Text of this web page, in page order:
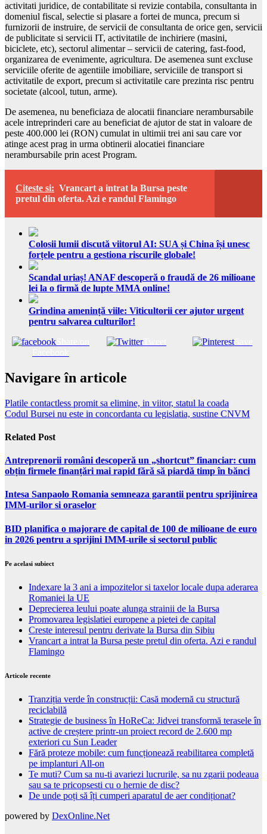
activitati juridice, de contabilitate si revizie contabila, consultanta in
domeniul fiscal, selectie si plasare a fortei de munca, precum si
furnizorii de instruire, de servicii de consultanta de orice gen, servicii
de publicitate si servicii IT, activitatile de inchiriere (masini,
biciclete, etc), sectorul alimentar – servicii de catering, fast-food,
organizarea de evenimente, agricultura. De asemenea sunt excluse
serviciile oferite de agentiile imobiliare, serviciile de transport si
activitatile de export, precum si activitatile care prezinta risc pentru
societate (alcool, tutun, arme).
De asemenea, nu beneficiaza de alocatii financiare nerambursabile
acele intreprinderi care au beneficiat de ajutor de stat in valoare de
peste 400.000 lei (RON) cumulat in ultimii trei ani sau care vor
atinge acest prag in urma obtinerii alocatiei financiare
nerambursabile prin acest Program.
Citeste si: Vrancart a intrat la Bursa peste
pretul din oferta. Azi e randul Flamingo
Colosii lumii discută viitorul AI: SUA și China își unesc
forțele pentru a gestiona riscurile globale!
Scandal uriaș! ANAF descoperă o fraudă de 26 milioane
lei la o firmă de lupte MMA online!
Grindina amenință viile: Viticultorii cer ajutor urgent
pentru salvarea culturilor!
Tweet Save
Navigare în articole
Platile contactless promit sa elimine, in viitor, statul la coada
Codul Bursei nu este in concordanta cu legislatia, sustine CNVM
Related Post
Antreprenorii români descoperă un „shortcut” financiar: cum
obțin firmele finanțări mai rapid fără să piardă timp în bănci
Intesa Sanpaolo Romania semneaza garantii pentru sprijinirea
IMM-urilor si oraselor
BID planifica o majorare de capital de 100 de milioane de euro
in 2026 pentru a sprijini IMM-urile si sectorul public
Pe acelasi subiect
Indexare la 3 ani a impozitelor si taxelor locale dupa aderarea
Romaniei la UE
Deprecierea leului poate alunga strainii de la Bursa
Promovarea legislatiei europene a pietei de capital
Creste interesul pentru derivate la Bursa din Sibiu
Vrancart a intrat la Bursa peste pretul din oferta. Azi e randul
Flamingo
Articole recente
Tranziția verde în construcții: Casă modernă cu structură
reciclabilă
Strategie de business în HoReCa: Jidvei transformă terasele în
active de creștere printr-un proiect record de 2.600 mp
exteriori cu Sun Leader
Fără proteze mobile: cum funcționează reabilitarea completă
pe implanturi All-on
Te muti? Cum sa nu-ti avariezi lucrurile, sa nu zgarii podeaua
sau sa te pricopsesti cu o hernie de disc?
De unde poți să îți cumperi aparatul de aer condiționat?
powered by DexOnline.Net